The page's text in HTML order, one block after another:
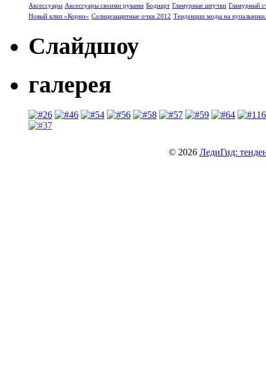
Аксессуары Аксессуары своими руками Бодиарт Гламурные штучки Гламурный
Новый клип «Корни» Солнцезащитные очки 2012 Тенденции моды на купальники.
Слайдшоу
галерея
© 2026 ЛедиГид: